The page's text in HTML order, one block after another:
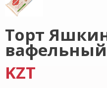
Торт
вафельный
KZT